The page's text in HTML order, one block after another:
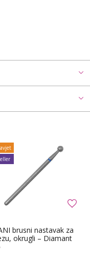
brusni nastavak za
okrugli – Diamant